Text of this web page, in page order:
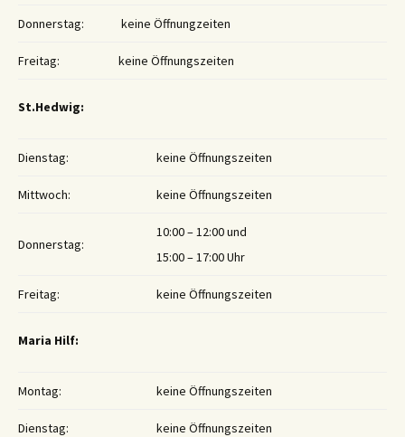
Donnerstag: keine Öffnungzeiten
Freitag: keine Öffnungszeiten
St.Hedwig:
Dienstag: keine Öffnungszeiten
Mittwoch: keine Öffnungszeiten
Donnerstag:
10:00 – 12:00 und
15:00 – 17:00 Uhr
Freitag: keine Öffnungszeiten
Maria Hilf:
Montag: keine Öffnungszeiten
Dienstag: keine Öffnungszeiten